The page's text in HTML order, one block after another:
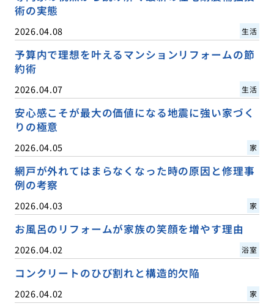
術の実態
2026.04.08 生活
予算内で理想を叶えるマンションリフォームの節
約術
2026.04.07 生活
安心感こそが最大の価値になる地震に強い家づく
りの極意
2026.04.05 家
網戸が外れてはまらなくなった時の原因と修理事
例の考察
2026.04.03 家
お風呂のリフォームが家族の笑顔を増やす理由
2026.04.02 浴室
コンクリートのひび割れと構造的欠陥
2026.04.02 家